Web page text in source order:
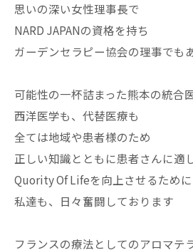
思いの深い女性理事長で
NARD JAPANの資格を持ち
ガーデンセラピー協会の理事でも
可能性の一杯詰まった熊本の統合
西洋医学も、代替医療も
全ては地域や患者様のため
正しい知識とともに患者さんに適
Quority Of Lifeを向上させるために
私達も、日々奮闘しております
フランスの療法としてのアロマテ